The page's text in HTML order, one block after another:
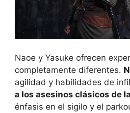
Naoe y Yasuke ofrecen
completamente diferentes.
agilidad y habilidades de
a los asesinos clásicos de
énfasis en el sigilo y el